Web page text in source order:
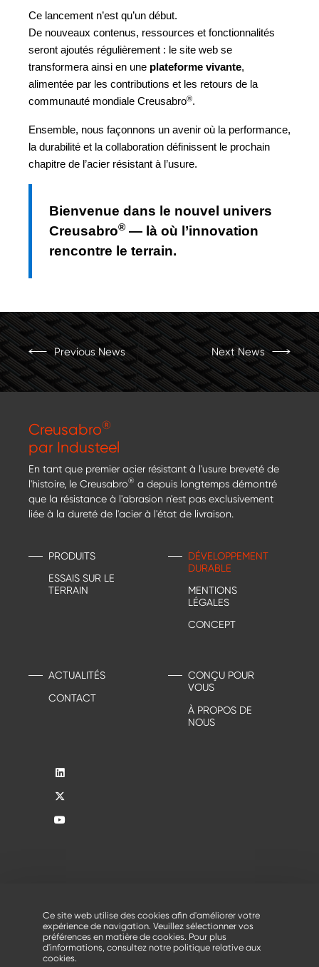
Ce lancement n’est qu’un début.
De nouveaux contenus, ressources et fonctionnalités
seront ajoutés régulièrement : le site web se
transformera ainsi en une plateforme vivante,
alimentée par les contributions et les retours de la
communauté mondiale Creusabro®.
Ensemble, nous façonnons un avenir où la performance,
la durabilité et la collaboration définissent le prochain
chapitre de l’acier résistant à l’usure.
Bienvenue dans le nouvel univers
Creusabro® — là où l’innovation
rencontre le terrain.
Previous News Next News
Creusabro®
par Industeel
En tant que premier acier résistant à l'usure breveté de
l'histoire, le Creusabro® a depuis longtemps démontré
que la résistance à l'abrasion n'est pas exclusivement
liée à la dureté de l'acier à l'état de livraison.
PRODUITS
ESSAIS SUR LE
TERRAIN
DÉVELOPPEMENT
DURABLE
MENTIONS
LÉGALES
CONCEPT
ACTUALITÉS
CONTACT
CONÇU POUR
VOUS
À PROPOS DE
NOUS
© 2026 - Tous droits réservés, Creusabro®par Industeel
Ce site web utilise des cookies afin d'améliorer votre
expérience de navigation. Veuillez sélectionner vos
préférences en matière de cookies. Pour plus
d'informations, consultez notre politique relative aux
cookies.